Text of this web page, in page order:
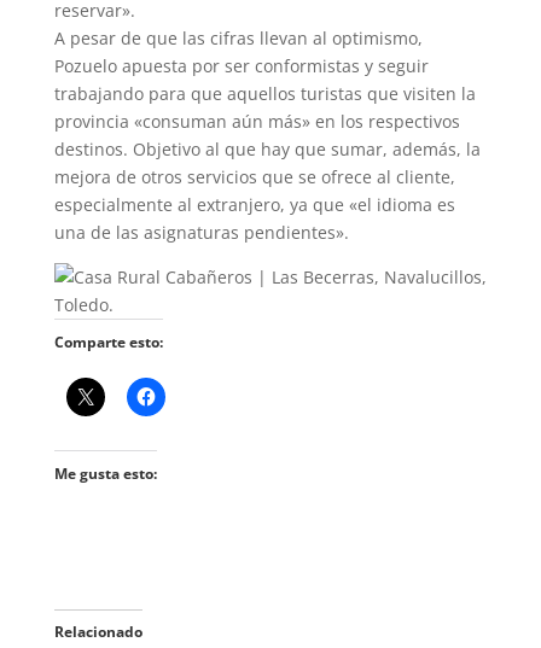
reservar».
A pesar de que las cifras llevan al optimismo,
Pozuelo apuesta por ser conformistas y seguir
trabajando para que aquellos turistas que visiten la
provincia «consuman aún más» en los respectivos
destinos. Objetivo al que hay que sumar, además, la
mejora de otros servicios que se ofrece al cliente,
especialmente al extranjero, ya que «el idioma es
una de las asignaturas pendientes».
Comparte esto:
Me gusta esto:
Relacionado